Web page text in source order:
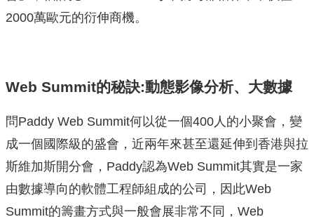
2000萬歐元的衍伸商機。
Web Summit的秘訣:動態影像分析、大數據
問Paddy Web Summit何以從一個400人的小聚會，變
成一個國際級的盛會，近兩年來甚至還延伸到香港與拉
斯維加斯開分會，Paddy認為Web Summit其實是一家
由數據導向的軟體工程師組成的公司，因此Web
Summit的籌畫方式與一般會展非常不同，Web